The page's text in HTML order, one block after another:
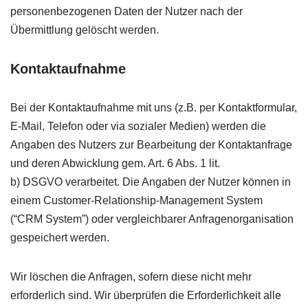
personenbezogenen Daten der Nutzer nach der
Übermittlung gelöscht werden.
Kontaktaufnahme
Bei der Kontaktaufnahme mit uns (z.B. per Kontaktformular,
E-Mail, Telefon oder via sozialer Medien) werden die
Angaben des Nutzers zur Bearbeitung der Kontaktanfrage
und deren Abwicklung gem. Art. 6 Abs. 1 lit.
b) DSGVO verarbeitet. Die Angaben der Nutzer können in
einem Customer-Relationship-Management System
(“CRM System”) oder vergleichbarer Anfragenorganisation
gespeichert werden.
Wir löschen die Anfragen, sofern diese nicht mehr
erforderlich sind. Wir überprüfen die Erforderlichkeit alle